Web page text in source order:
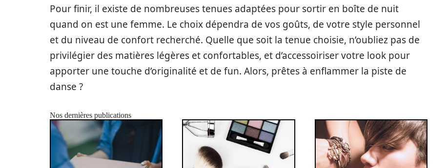
Pour finir, il existe de nombreuses tenues adaptées pour sortir en boîte de nuit
quand on est une femme. Le choix dépendra de vos goûts, de votre style personnel
et du niveau de confort recherché. Quelle que soit la tenue choisie, n’oubliez pas de
privilégier des matières légères et confortables, et d’accessoiriser votre look pour
apporter une touche d’originalité et de fun. Alors, prêtes à enflammer la piste de
danse ?
Nos dernières publications